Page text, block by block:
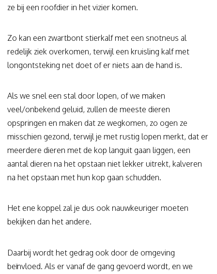
ze bij een roofdier in het vizier komen.
Zo kan een zwartbont stierkalf met een snotneus al
redelijk ziek overkomen, terwijl een kruisling kalf met
longontsteking net doet of er niets aan de hand is.
Als we snel een stal door lopen, of we maken
veel/onbekend geluid, zullen de meeste dieren
opspringen en maken dat ze wegkomen, zo ogen ze
misschien gezond, terwijl je met rustig lopen merkt, dat er
meerdere dieren met de kop languit gaan liggen, een
aantal dieren na het opstaan niet lekker uitrekt, kalveren
na het opstaan met hun kop gaan schudden.
Het ene koppel zal je dus ook nauwkeuriger moeten
bekijken dan het andere.
Daarbij wordt het gedrag ook door de omgeving
beïnvloed. Als er vanaf de gang gevoerd wordt, en we